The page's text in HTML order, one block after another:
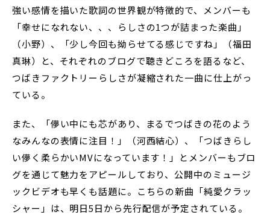
強い感情を描いた歌詞の世界観が特徴的で、メンバーも
「幸せになれない、、、らしさの1つが詰まった楽曲」
（小野）、「少し今回も拗らせてる感じですね」（福田
真琳）と、それぞれのブログで聴きどころを語るなど、
つばきファクトリーらしさが凝縮された一曲に仕上がっ
ている。
また、「儚い中にも芯があり、まるでつばきの花のよう
なみんなの表情に注目！」（河西結心）、「つばきらし
い儚く柔らかいMVになっています！」とメンバーもブロ
グを通じて魅力をアピールしており、公開中のミュージ
ックビデオも早くも話題に。こちらの新曲「純愛クラッ
シャー」は、明日5日から先行配信が予定されている。